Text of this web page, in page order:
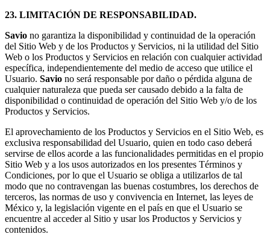
23. LIMITACIÓN DE RESPONSABILIDAD.
Savio no garantiza la disponibilidad y continuidad de la operación
del Sitio Web y de los Productos y Servicios, ni la utilidad del Sitio
Web o los Productos y Servicios en relación con cualquier actividad
específica, independientemente del medio de acceso que utilice el
Usuario. Savio no será responsable por daño o pérdida alguna de
cualquier naturaleza que pueda ser causado debido a la falta de
disponibilidad o continuidad de operación del Sitio Web y/o de los
Productos y Servicios.
El aprovechamiento de los Productos y Servicios en el Sitio Web, es
exclusiva responsabilidad del Usuario, quien en todo caso deberá
servirse de ellos acorde a las funcionalidades permitidas en el propio
Sitio Web y a los usos autorizados en los presentes Términos y
Condiciones, por lo que el Usuario se obliga a utilizarlos de tal
modo que no contravengan las buenas costumbres, los derechos de
terceros, las normas de uso y convivencia en Internet, las leyes de
México y, la legislación vigente en el país en que el Usuario se
encuentre al acceder al Sitio y usar los Productos y Servicios y
contenidos.